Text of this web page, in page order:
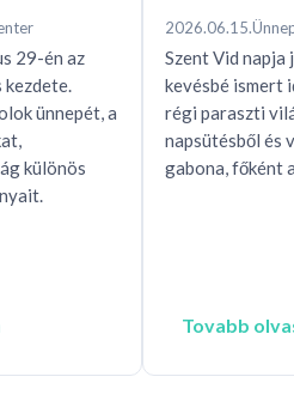
29-én az
kezdete.
ünnepét, a
különös
2026.06.15.
Szent Vid napja
kevésbé ismert
régi paraszti
napsütésből és
gabona, főként
Tovabb